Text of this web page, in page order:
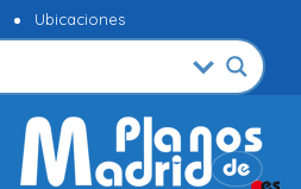
Ubicaciones